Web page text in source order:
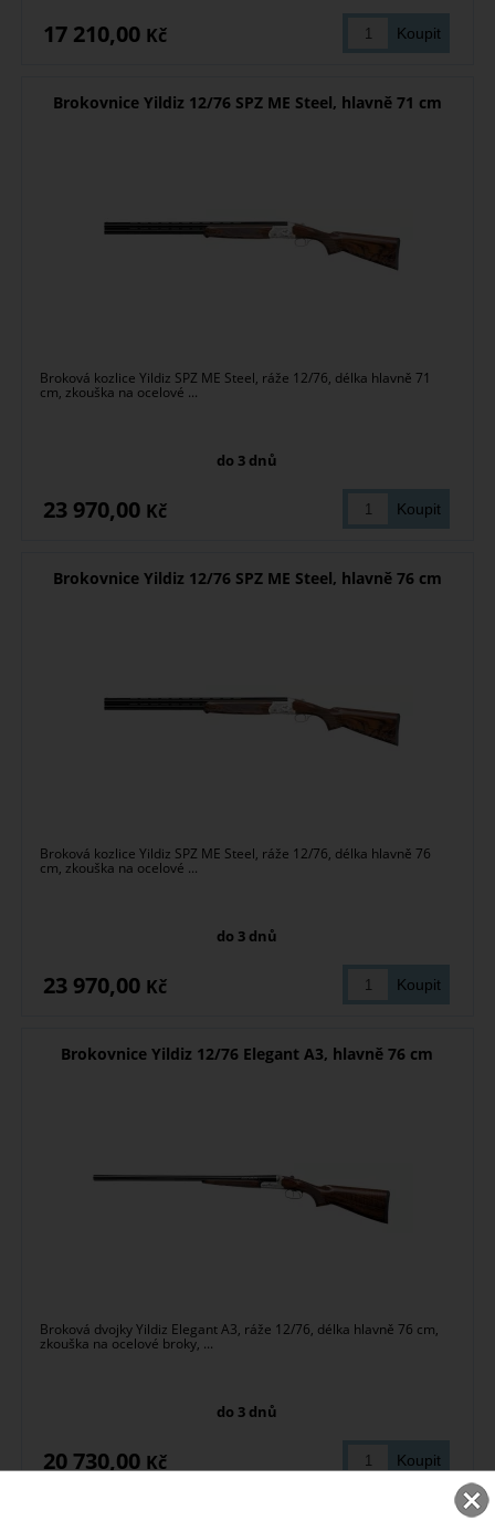
17 210,00 Kč
Brokovnice Yildiz 12/76 SPZ ME Steel, hlavně 71 cm
Broková kozlice Yildiz SPZ ME Steel, ráže 12/76, délka hlavně 71
cm, zkouška na ocelové ...
do 3 dnů
23 970,00 Kč
Brokovnice Yildiz 12/76 SPZ ME Steel, hlavně 76 cm
Broková kozlice Yildiz SPZ ME Steel, ráže 12/76, délka hlavně 76
cm, zkouška na ocelové ...
do 3 dnů
23 970,00 Kč
Brokovnice Yildiz 12/76 Elegant A3, hlavně 76 cm
Broková dvojky Yildiz Elegant A3, ráže 12/76, délka hlavně 76 cm,
zkouška na ocelové broky, ...
do 3 dnů
20 730,00 Kč